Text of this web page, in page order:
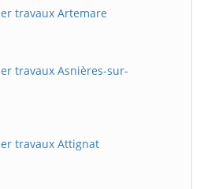
travaux Artemare
travaux Asnières-sur-
travaux Attignat